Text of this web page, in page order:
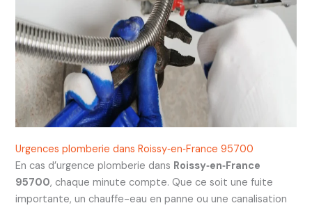
Urgences plomberie dans Roissy‑en‑France 95700
En cas d’urgence plomberie dans Roissy‑en‑France
95700, chaque minute compte. Que ce soit une fuite
importante, un chauffe-eau en panne ou une canalisation